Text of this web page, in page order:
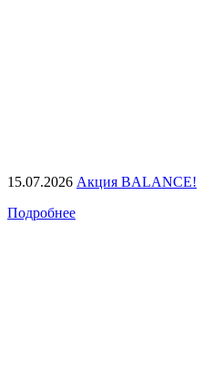
15.07.2026 Акция BALANCE!
Подробнее